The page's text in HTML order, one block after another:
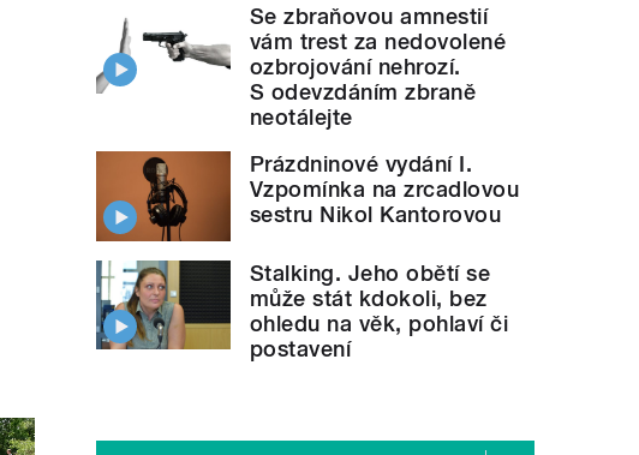
Se zbraňovou amnestií
vám trest za nedovolené
ozbrojování nehrozí.
S odevzdáním zbraně
neotálejte
Prázdninové vydání I.
Vzpomínka na zrcadlovou
sestru Nikol Kantorovou
Stalking. Jeho obětí se
může stát kdokoli, bez
ohledu na věk, pohlaví či
postavení